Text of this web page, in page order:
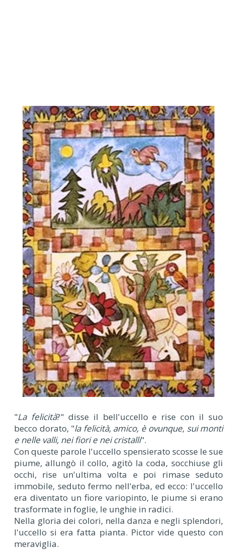
"La felicità?" disse il bell'uccello e rise con il suo
becco dorato, "la felicità, amico, è ovunque, sui monti
e nelle valli, nei fiori e nei cristalli".
Con queste parole l'uccello spensierato scosse le sue
piume, allungò il collo, agitò la coda, socchiuse gli
occhi, rise un'ultima volta e poi rimase seduto
immobile, seduto fermo nell'erba, ed ecco: l'uccello
era diventato un fiore variopinto, le piume si erano
trasformate in foglie, le unghie in radici.
Nella gloria dei colori, nella danza e negli splendori,
l'uccello si era fatta pianta. Pictor vide questo con
meraviglia.